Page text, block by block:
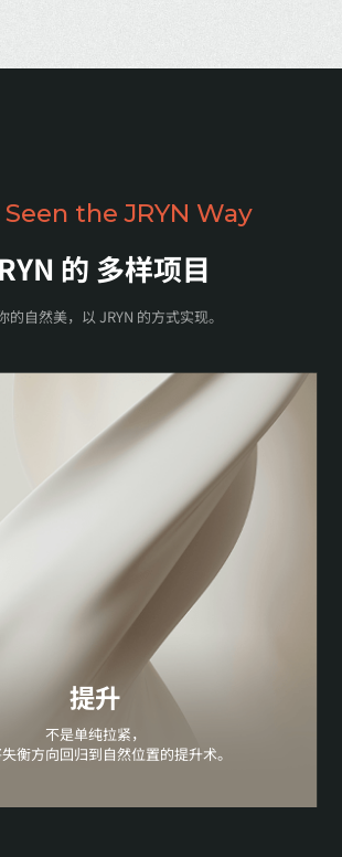
the JRYN Way
的 多样项目
的自然美，以 JRYN 的方式实现。
提升
不是单纯拉紧，
衡方向回归到自然位置的提升术。